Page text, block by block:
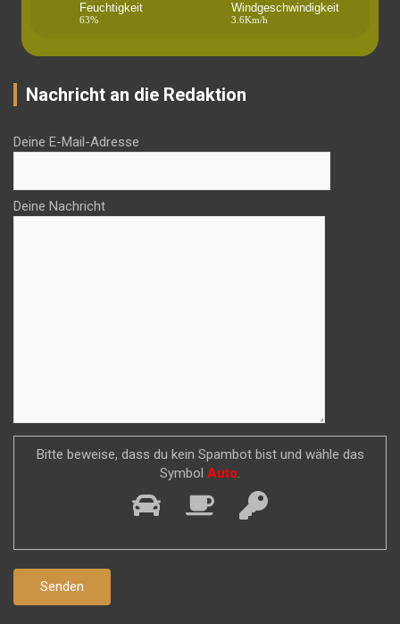
Feuchtigkeit
63%
Windgeschwindigkeit
3.6Km/h
Nachricht an die Redaktion
Deine E-Mail-Adresse
Deine Nachricht
Bitte beweise, dass du kein Spambot bist und wähle das
Symbol Auto.